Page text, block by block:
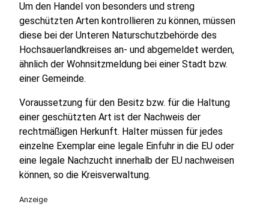
Um den Handel von besonders und streng
geschützten Arten kontrollieren zu können, müssen
diese bei der Unteren Naturschutzbehörde des
Hochsauerlandkreises an- und abgemeldet werden,
ähnlich der Wohnsitzmeldung bei einer Stadt bzw.
einer Gemeinde.
Voraussetzung für den Besitz bzw. für die Haltung
einer geschützten Art ist der Nachweis der
rechtmäßigen Herkunft. Halter müssen für jedes
einzelne Exemplar eine legale Einfuhr in die EU oder
eine legale Nachzucht innerhalb der EU nachweisen
können, so die Kreisverwaltung.
Anzeige